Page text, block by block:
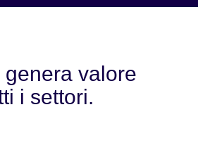
genera valore
i settori.